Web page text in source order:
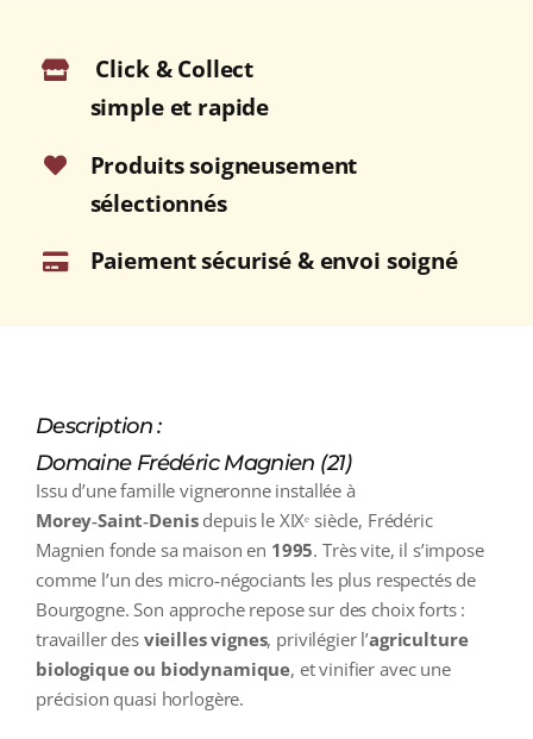
Click & Collect
simple et rapide
Produits soigneusement
sélectionnés
Paiement sécurisé & envoi soigné
Description :
Domaine Frédéric Magnien (21)
Issu d’une famille vigneronne installée à
Morey‑Saint‑Denisdepuis le XIXᵉ siècle, Frédéric
Magnien fonde sa maison en 1995. Très vite, il s’impose
comme l’un des micro‑négociants les plus respectés de
Bourgogne. Son approche repose sur des choix forts :
travailler des vieilles vignes, privilégier l’agriculture
biologique ou biodynamique, et vinifier avec une
précision quasi horlogère.